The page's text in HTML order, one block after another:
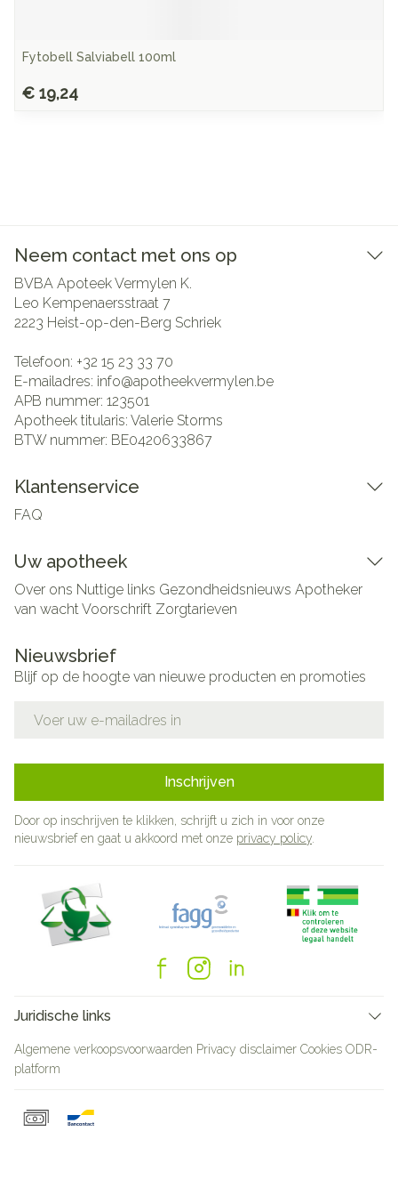
Fytobell Salviabell 100ml
€ 19,24
Neem contact met ons op
BVBA Apoteek Vermylen K.
Leo Kempenaersstraat 7
2223 Heist-op-den-Berg Schriek
Telefoon: +32 15 23 33 70
E-mailadres: info@apotheekvermylen.be
APB nummer: 123501
Apotheek titularis: Valerie Storms
BTW nummer: BE0420633867
Klantenservice
FAQ
Uw apotheek
Over ons Nuttige links Gezondheidsnieuws Apotheker
van wachtVoorschrift Zorgtarieven
Nieuwsbrief
Blijf op de hoogte van nieuwe producten en promoties
Inschrijven
Door op inschrijven te klikken, schrijft u zich in voor onze
nieuwsbrief en gaat u akkoord met onze privacy policy
Juridische links
Algemene verkoopsvoorwaarden Privacy disclaimer Cookies ODR-
platform